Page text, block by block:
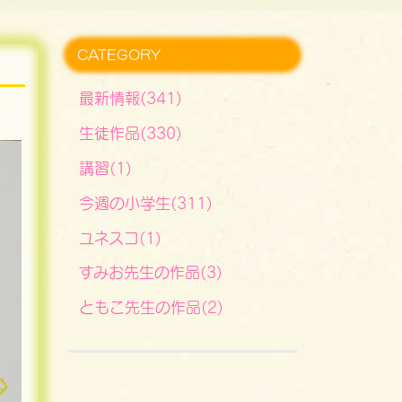
CATEGORY
最新情報(341)
生徒作品(330)
講習(1)
今週の小学生(311)
ユネスコ(1)
すみお先生の作品(3)
ともこ先生の作品(2)